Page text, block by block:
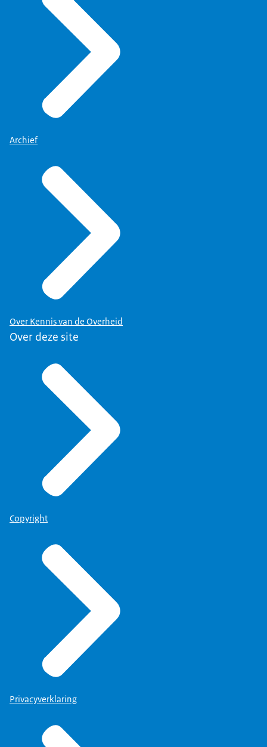
Archief
Over Kennis van de Overheid
Over deze site
Copyright
Privacyverklaring